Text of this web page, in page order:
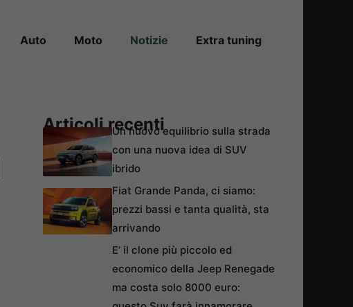
Auto Moto Notizie Extra tuning
Articoli recentiUn nuovo equilibrio sulla strada
con una nuova idea di SUV
ibrido
Fiat Grande Panda, ci siamo:
prezzi bassi e tanta qualità, sta
arrivando
E’ il clone più piccolo ed
economico della Jeep Renegade
ma costa solo 8000 euro: